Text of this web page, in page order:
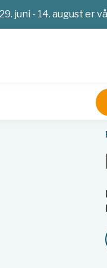
29. juni - 14. august er
Farmasøytisk